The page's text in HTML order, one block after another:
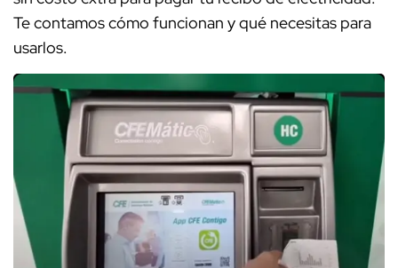
Te contamos cómo funcionan y qué necesitas para
usarlos.